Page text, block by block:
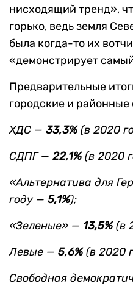
нисходящий тренд»,
горько, ведь земля
была когда-то их
«демонстрирует
Предварительные
городские и районные
ХДС — 33,3%(в 2020
СДПГ — 22,1%(в 2020
«Альтернатива для
году — 5,1%);
«Зеленые» — 13,5%(в
Левые — 5,6%(в 2020
Свободная